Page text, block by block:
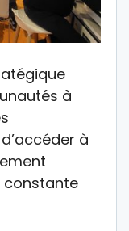
à
à
constante